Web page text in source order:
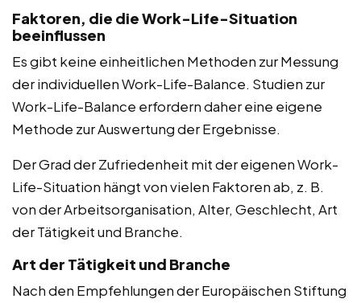
Faktoren, die die Work-Life-Situation
beeinflussen
Es gibt keine einheitlichen Methoden zur Messung
der individuellen Work-Life-Balance. Studien zur
Work-Life-Balance erfordern daher eine eigene
Methode zur Auswertung der Ergebnisse.
Der Grad der Zufriedenheit mit der eigenen Work-
Life-Situation hängt von vielen Faktoren ab, z. B.
von der Arbeitsorganisation, Alter, Geschlecht, Art
der Tätigkeit und Branche.
Art der Tätigkeit und Branche
Nach den Empfehlungen der Europäischen Stiftung